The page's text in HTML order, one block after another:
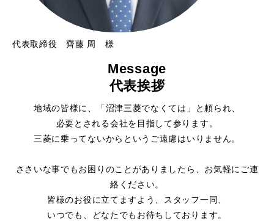
代表取締役 齊藤 周 様
Message
代表挨拶
地域の皆様に、「沼津三菱でなくては」と頼られ、
必要とされる会社を目指して参ります。
三菱に乗ってないからというご遠慮はいりません。
ささいな事でもお困りのことがありましたら、お気軽にご連
絡ください。
皆様のお役に立てますよう、スタッフ一同、
いつでも、どなたでもお待ちしております。